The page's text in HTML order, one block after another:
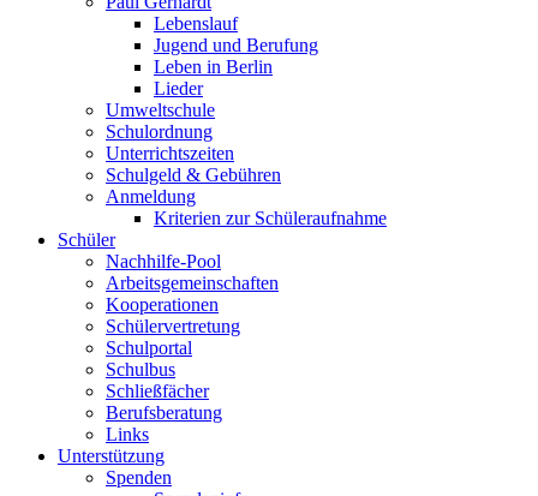
Lebenslauf
Jugend und Berufung
Leben in Berlin
Lieder
Umweltschule
Schulordnung
Unterrichtszeiten
Schulgeld & Gebühren
Anmeldung
Kriterien zur Schüleraufnahme
Schüler
Nachhilfe-Pool
Arbeitsgemeinschaften
Kooperationen
Schülervertretung
Schulportal
Schulbus
Schließfächer
Berufsberatung
Links
Unterstützung
Spenden